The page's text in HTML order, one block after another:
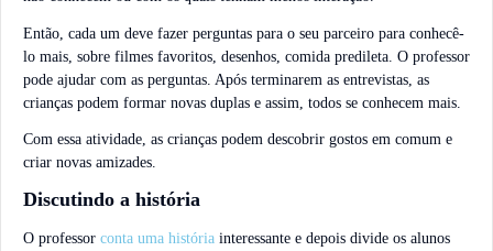
Então, cada um deve fazer perguntas para o seu parceiro para conhecê-
lo mais, sobre filmes favoritos, desenhos, comida predileta. O professor
pode ajudar com as perguntas. Após terminarem as entrevistas, as
crianças podem formar novas duplas e assim, todos se conhecem mais.
Com essa atividade, as crianças podem descobrir gostos em comum e
criar novas amizades.
Discutindo a história
O professor conta uma história interessante e depois divide os alunos